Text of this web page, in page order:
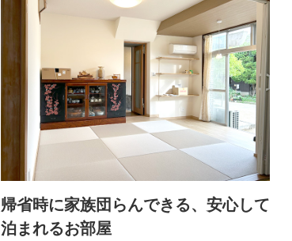
帰省時に家族団らんできる、安心して
泊まれるお部屋